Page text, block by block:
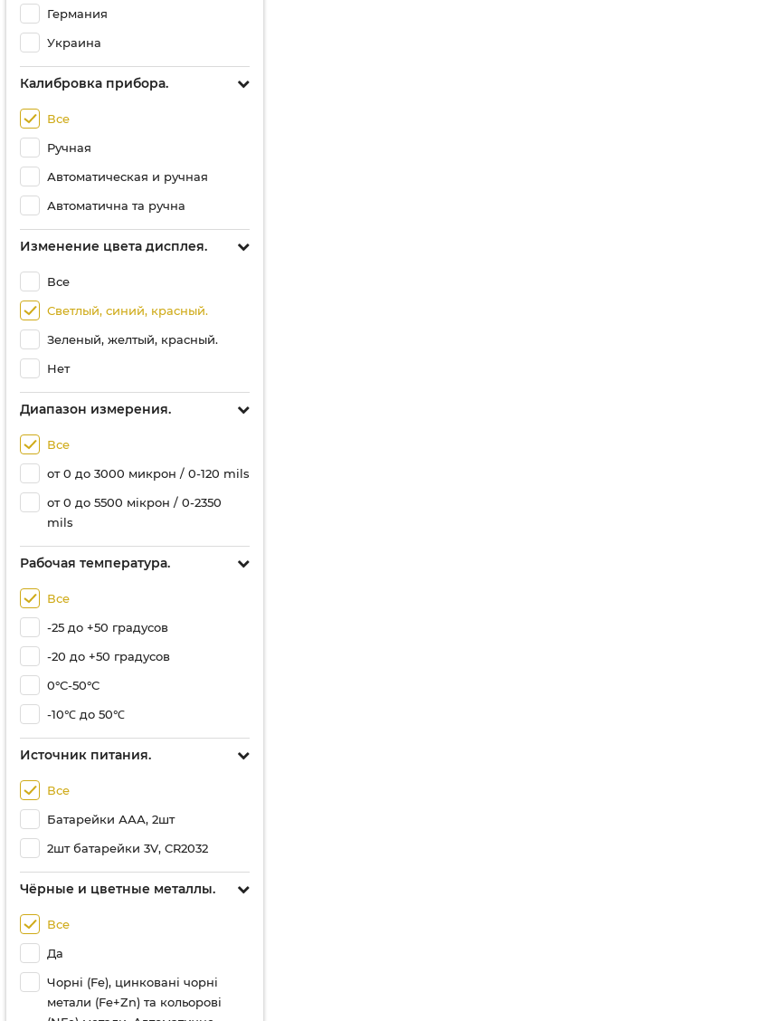
Германия
Украина
Калибровка прибора.
Все
Ручная
Автоматическая и ручная
Автоматична та ручна
Изменение цвета дисплея.
Все
Светлый, синий, красный.
Зеленый, желтый, красный.
Нет
Диапазон измерения.
Все
от 0 до 3000 микрон / 0-120 mils
от 0 до 5500 мікрон / 0-2350
mils
Рабочая температура.
Все
-25 до +50 градусов
-20 до +50 градусов
0°С-50°С
-10℃ до 50℃
Источник питания.
Все
Батарейки ААА, 2шт
2шт батарейки 3V, CR2032
Чёрные и цветные металлы.
Все
Да
Чорні (Fe), цинковані чорні
метали (Fe+Zn) та кольорові